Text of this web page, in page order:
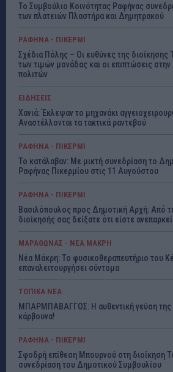
Το Συμβούλιο Κοινότητας Ραφήνας
των πλατειών Πλαστήρα και Δημητρακού
ΡΑΦΗΝΑ - ΠΙΚΕΡΜΙ
Σχέδια Πόλης – Οι ευθύνες της διοίκησης
των τιμών μονάδας και οι επιπτώσεις
πολιτών
ΕΙΔΗΣΕΙΣ
Χανιά: Έκλεψαν το μηχανάκι
Αναστέλλονται τα τακτικά ραντεβού
ΡΑΦΗΝΑ - ΠΙΚΕΡΜΙ
Το κατάλαβαν: Με μικτή συνεδρίαση το
Ραφήνας Πικερμίου στις 11 Αυγούστου
ΡΑΦΗΝΑ - ΠΙΚΕΡΜΙ
Βασιλόπουλος προς Δημοτική Αρχή: Από
διοίκησής σας δείξατε ότι είστε
ΜΑΡΑΘΩΝΑΣ - ΝΕΑ ΜΑΚΡΗ
Νέα Μάκρη: Το φυσικοθεραπευτήριο του
επαναλειτουργήσει σύντομα
ΤΟΠΙΚΑ ΝΕΑ
ΜΠΑΡΜΠΑΒΑΓΓΟΣ: Η αυθεντική γεύση της
κάρβουνα!
ΡΑΦΗΝΑ - ΠΙΚΕΡΜΙ
Σφοδρή επίθεση Μπουρνού στη διοίκηση
συνεδρίαση του Δημοτικού Συμβουλίου